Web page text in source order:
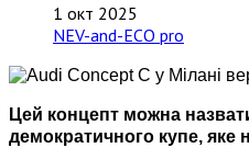
1 окт 2025
NEV-and-ECO pro
Цей концепт можна
демократичного купе, яке